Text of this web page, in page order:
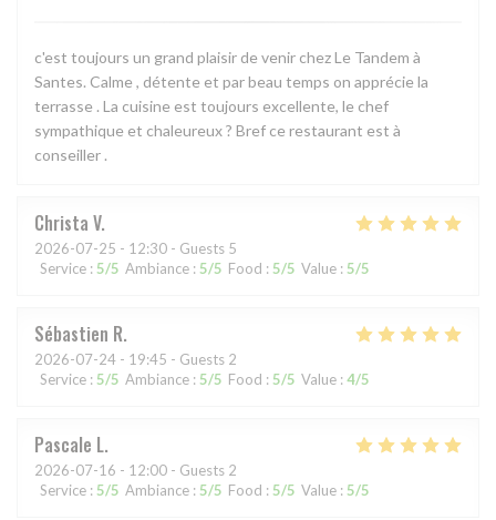
c'est toujours un grand plaisir de venir chez Le Tandem à
Santes. Calme , détente et par beau temps on apprécie la
terrasse . La cuisine est toujours excellente, le chef
sympathique et chaleureux ? Bref ce restaurant est à
conseiller .
Christa V
2026-07-25 - 12:30 - Guests 5
Service : 5/5 Ambiance : 5/5 Food : 5/5 Value : 5/5
Sébastien R
2026-07-24 - 19:45 - Guests 2
Service : 5/5 Ambiance : 5/5 Food : 5/5 Value : 4/5
Pascale L
2026-07-16 - 12:00 - Guests 2
Service : 5/5 Ambiance : 5/5 Food : 5/5 Value : 5/5